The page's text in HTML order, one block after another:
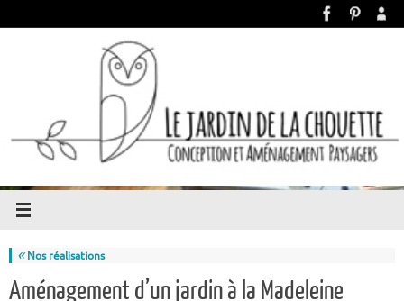
«Nos réalisations
Aménagement d’un jardin à la Madeleine